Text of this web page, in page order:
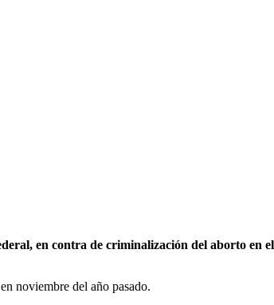
en contra de criminalización del aborto en
noviembre del año pasado.